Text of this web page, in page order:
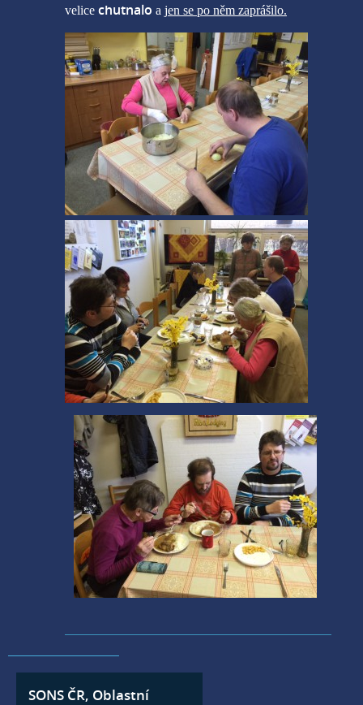
velice chutnalo a jen se po něm zaprášilo.
SONS ČR, Oblastní